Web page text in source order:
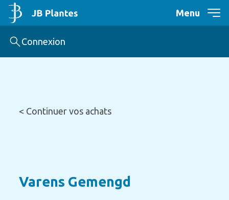
Menu
Connexion
< Continuer vos achats
Varens Gemengd